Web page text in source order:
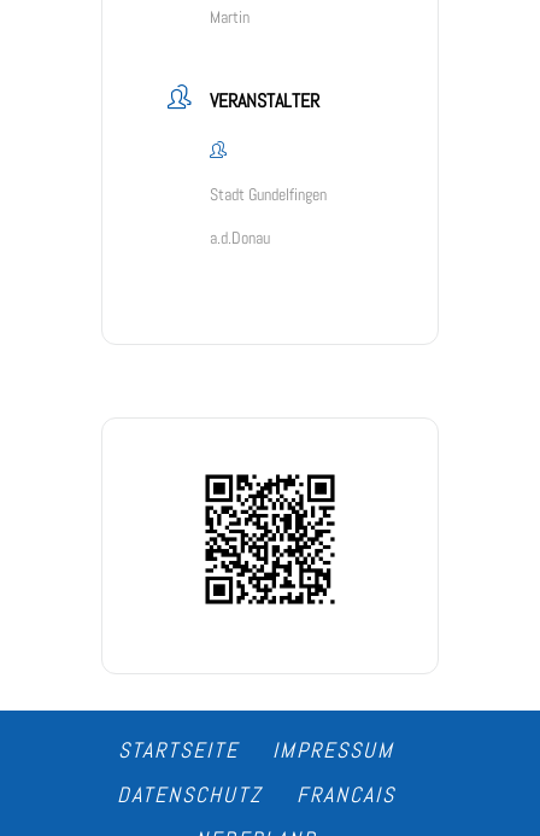
Martin
VERANSTALTER
Stadt Gundelfingen
a.d.Donau
STARTSEITE
IMPRESSUM
DATENSCHUTZ
FRANCAIS